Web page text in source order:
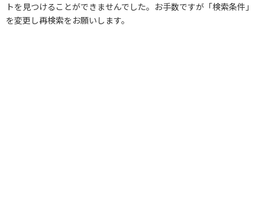
トを見つけることができませんでした。お手数ですが「検索条件」
を変更し再検索をお願いします。